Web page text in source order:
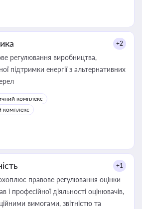
+2
регулювання виробництва,
підтримки енергії з альтернативних
комплекс
комплекс
+1
правове регулювання оцінки
і професійної діяльності оцінювачів,
вимогами, звітністю та